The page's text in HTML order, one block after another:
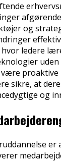
og
ledere
sikre, at
og